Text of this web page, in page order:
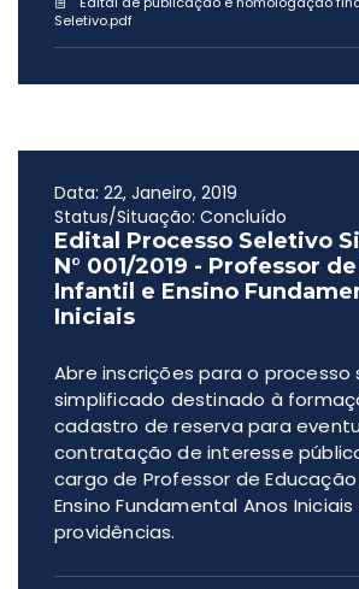
Seletivo.pdf
Data: 22, Janeiro, 2019
Status/Situação: Concluído
Edital Processo Seletivo
N° 001/2019 - Professor
Infantil e Ensino
Iniciais
Abre inscrições para o processo
simplificado destinado à
cadastro de reserva para
contratação de interesse
cargo de Professor de
Ensino Fundamental Anos
providências.